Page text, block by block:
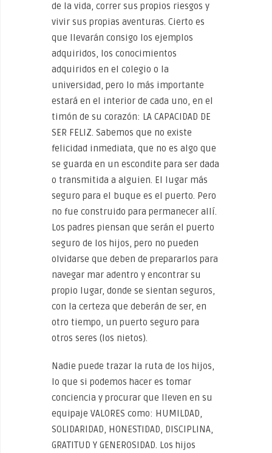
de la vida, correr sus propios riesgos y
vivir sus propias aventuras. Cierto es
que llevarán consigo los ejemplos
adquiridos, los conocimientos
adquiridos en el colegio o la
universidad, pero lo más importante
estará en el interior de cada uno, en el
timón de su corazón: LA CAPACIDAD DE
SER FELIZ. Sabemos que no existe
felicidad inmediata, que no es algo que
se guarda en un escondite para ser dada
o transmitida a alguien. El lugar más
seguro para el buque es el puerto. Pero
no fue construido para permanecer allí.
Los padres piensan que serán el puerto
seguro de los hijos, pero no pueden
olvidarse que deben de prepararlos para
navegar mar adentro y encontrar su
propio lugar, donde se sientan seguros,
con la certeza que deberán de ser, en
otro tiempo, un puerto seguro para
otros seres (los nietos).
Nadie puede trazar la ruta de los hijos,
lo que si podemos hacer es tomar
conciencia y procurar que lleven en su
equipaje VALORES como: HUMILDAD,
SOLIDARIDAD, HONESTIDAD, DISCIPLINA,
GRATITUD Y GENEROSIDAD. Los hijos